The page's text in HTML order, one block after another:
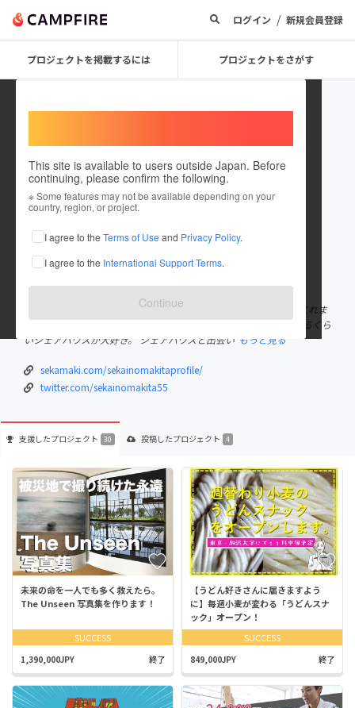
ログイン / 新規会員登録
プロジェクトを掲載するには プロジェクトをさがす
This site is available to users outside Japan. Before
continuing, please confirm the following.
※ Some features may not be available depending on your
country, region, or project.
I agree to the Terms of Use and Privacy Policy.
I agree to the International Support Terms.
Continue
sekainomakita
これまでに30回支援して4件のプロジェクトを投稿しています
在住国：日本 現在地：東京都
出身国：日本 出身地：神奈川県
シェアハウスの魅力を伝える世界初の"シェアハウスアイドル"。これま
でに10軒のシェアハウスに住み70軒以上のシェアハウスを訪問するくら
いシェアハウスが大好き。 シェアハウスと出会い もっと見る
sekamaki.com/sekainomakitaprofile/
twitter.com/sekainomakita55
支援したプロジェクト 30 投稿したプロジェクト 4
未来の命を一人でも多く救えたら。
The Unseen 写真集を作ります！
SUCCESS
1,390,000JPY 終了
【うどん好きさんに届きますよう
に】毎週小麦が変わる「うどんスナ
ック」オープン！
SUCCESS
849,000JPY 終了